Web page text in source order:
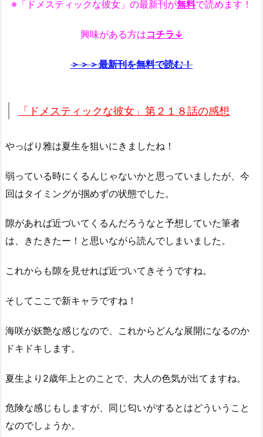
※「ドメスティックな彼女」の最新刊が無料で読めます！
興味がある方はコチラ↓
＞＞＞最新刊を無料で読む！
「ドメスティックな彼女」第２１８話の感想
やっぱり雅は夏生を狙いにきましたね！
弱っている時にくるんじゃないかと思っていましたが、今
回はタイミングが掴めずの状態でした。
隙があれば近づいてくるんだろうなと予想していた筆者
は、きたきたー！と思いながら読んでしまいました。
これからも隙を見せれば近づいてきそうですね。
そしてここで新キャラですね！
海咲が妖艶な感じなので、これからどんな展開になるのか
ドキドキします。
夏生より2歳年上とのことで、大人の色気が出てますね。
危険な感じもしますが、同じ匂いがするとはどういうこと
なのでしょうか。